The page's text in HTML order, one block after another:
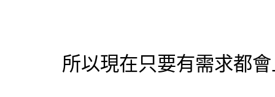
所以現在只要有需求都